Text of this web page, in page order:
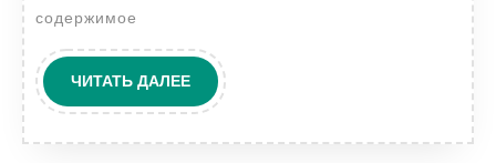
содержимое
ЧИТАТЬ ДАЛЕЕЧИТАТЬ
ДАЛЕЕ